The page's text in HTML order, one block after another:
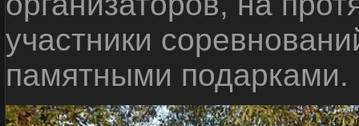
участники
памятными подарками.